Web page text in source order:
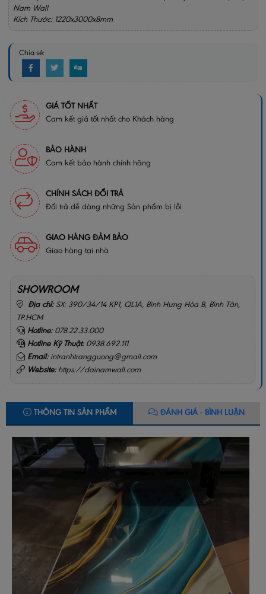
Nam Wall
Kích Thước: 1220x3000x8mm
Chia sẻ:
GIÁ TỐT NHẤT
Cam kết giá tốt nhất cho Khách hàng
BẢO HÀNH
Cam kết bảo hành chính hãng
CHÍNH SÁCH ĐỔI TRẢ
Đổi trả dễ dàng những Sản phẩm bị lỗi
GIAO HÀNG ĐẢM BẢO
Giao hàng tại nhà
SHOWROOM
Địa chỉ: SX: 390/34/14 KP1, QL1A, Bình Hưng Hòa B, Bình Tân,
TP.HCM
Hotline: 078.22.33.000
Hotline Kỹ Thuật: 0938.692.111
Email: intranhtrangguong@gmail.com
Website:https://dainamwall.com
THÔNG TIN SẢN PHẨM ĐÁNH GIÁ - BÌNH LUẬN